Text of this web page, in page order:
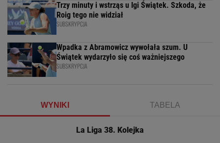
Trzy minuty i wstrząs u Igi Świątek. Szkoda, że
Roig tego nie widział
SUBSKRYPCJA
Wpadka z Abramowicz wywołała szum. U
Świątek wydarzyło się coś ważniejszego
SUBSKRYPCJA
WYNIKI TABELA
La Liga 38. Kolejka